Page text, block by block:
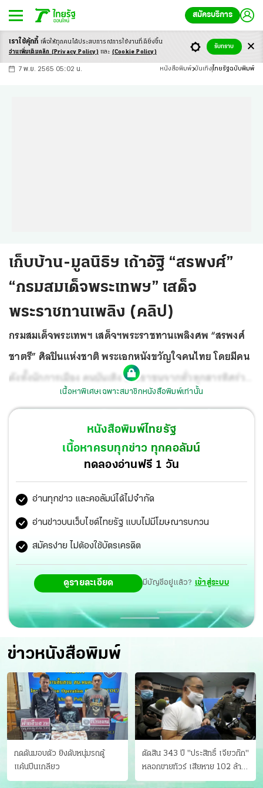
สมัครบริการ
-ก ก ก+
7 พ.ย. 2565 05:02 น. หนังสือพิมพ์ บันเทิง ไทยรัฐฉบับพิมพ์
เก็บบ้าน-มูลนิธิฯ เถ้าอัฐิ “สรพงศ์”
“กรมสมเด็จพระเทพฯ” เสด็จ
พระราชทานเพลิง (คลิป)
กรมสมเด็จพระเทพฯ เสด็จฯพระราชทานเพลิงศพ “สรพงศ์
ชาตรี” ศิลปินแห่งชาติ พระเอกหนังขวัญใจคนไทย โดยมีคน
ดังทั้งนักการเมือง คนบันเทิง ประชาชนจากทั่วทุกสารทิศร่วม
เฝ้ารับเสด็จและส่งดวงวิญญาณพระเอกในดวงใจสู่สรวง
สวรรค์ ด้านเจ้าอาวาสวัดบ้านไร่เผยหลังเก็บอัฐิ คู่ชีวิตพระ
เอกสรพงศ์จะนำกลับไปไว้ที่บ้านส่วนหนึ่ง อีกส่วนหนึ่งเก็บไว้ที่
มูลนิธิสมเด็จพุฒาจารย์ฯ ส่วนงานฌาปนกิจศพ “ปิยะ ตระกูล
ราษฎร์” เพื่อนพ้องน้องพี่วงการบันเทิง เพลงลูกทุ่ง หมัดมวย
แห่ร่วมงานแน่นวัด ขณะที่ “ไก่-ปริศนา” ทำโกศเบญจรงค์
เขียนลายด้วยทองคำลงลายดอกไม้เน้นสีเขียว-ชมพู ตามสี
วันเกิดและสีที่ชอบ มามอบให้ครอบครัวตระกูลราษฎร์ พร้อม
ร่วมส่งสู่ภพภูมิที่ดี หลังทำงานหนักช่วยเหลือสังคมมาตลอด
เนื้อหาพิเศษเฉพาะสมาชิกหนังสือพิมพ์เท่านั้น
หนังสือพิมพ์ไทยรัฐ
เนื้อหาครบทุกข่าว ทุกคอลัมน์
ทดลองอ่านฟรี 1 วัน
อ่านทุกข่าว และคอลัมน์ได้ไม่จำกัด
อ่านข่าวบนเว็บไซต์ไทยรัฐ แบบไม่มีโฆษณารบกวน
สมัครง่าย ไม่ต้องใช้บัตรเครดิต
ดูรายละเอียด มีบัญชีอยู่แล้ว? เข้าสู่ระบบ
ข่าวหนังสือพิมพ์
กดดันมอบตัว ยิงดับหนุ่มรถตู้
แค้นปีนเกลียว
ตัดสิน 343 ปี "ประสิทธิ์ เจียวก๊ก"
หลอกขายทัวร์ เสียหาย 102 ล้าน
มีเหยื่อ 173 คน
เราใช้คุ้กกี้ เพื่อให้ทุกคนได้ประสบการณ์การใช้งานที่ดียิ่งขึ้น
อ่านเพิ่มเติมคลิก (Privacy Policy) และ (Cookie Policy)
รับทราบ